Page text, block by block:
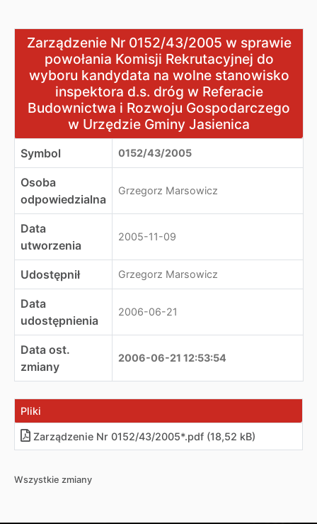
Zarządzenie Nr 0152/43/2005 w sprawie powołania
Zarządzenie Nr 0152/43/2005 w sprawie
powołania Komisji Rekrutacyjnej do
wyboru kandydata na wolne stanowisko
inspektora d.s. dróg w Referacie
Budownictwa i Rozwoju Gospodarczego
w Urzędzie Gminy Jasienica
Symbol 0152/43/2005
Osoba
odpowiedzialna
Grzegorz Marsowicz
Data
utworzenia
2005-11-09
Udostępnił Grzegorz Marsowicz
Data
udostępnienia
2006-06-21
Data ost.
zmiany
2006-06-21 12:53:54
Pliki
Zarządzenie Nr 0152/43/2005*.pdf (18,52 kB)
Wszystkie zmiany